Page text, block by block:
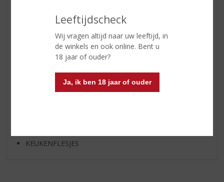
Leeftijdscheck
Wij vragen altijd naar uw leeftijd, in
de winkels en ook online. Bent u
18 jaar of ouder?
Ja, ik ben 18 jaar of ouder
KANT EN KLAAR
GLASWERK
GESCHENKVERPAKKING
(RELATIE)GESCHENKEN
KEUKENFLESJES